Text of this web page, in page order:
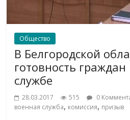
Общество
В Белгородской
готовность
службе
28.03.2017 515 0
военная служба, комиссия, призыв